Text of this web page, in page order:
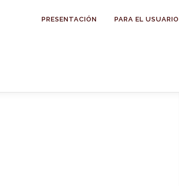
PRESENTACIÓN PARA EL USUARIO